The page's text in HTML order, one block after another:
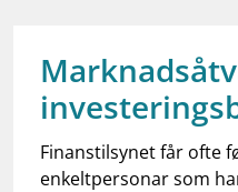
dashboardInformasjon for
notifications_noneAbonner på
Finanstilsynet får ofte
enkeltpersonar som